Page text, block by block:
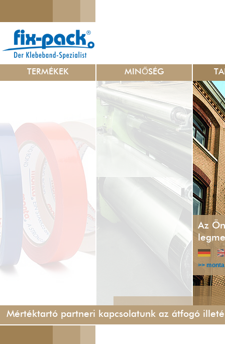
TERMÉKEK MINŐSÉG
Mértéktartó partneri kapcsolatunk az átfogó
Az
>>